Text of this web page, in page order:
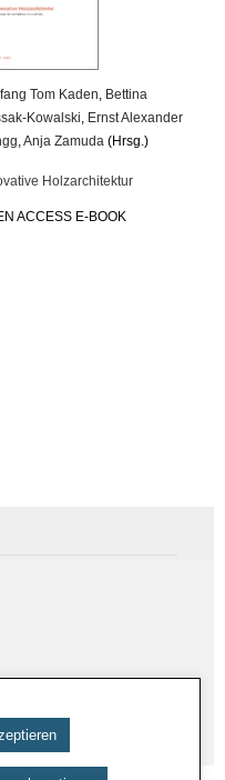
Tom Kaden, Bet­ti­na
Ko­wal­ski, Ernst Alex­an­der
,Anja Za­mu­da (Hrsg.)
Holz­ar­chi­tek­tur
AC­CESS E-BOOK